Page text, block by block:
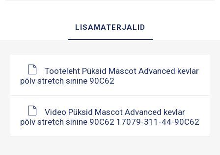
LISAMATERJALID
Tooteleht Püksid Mascot Advanced kevlar
põlv stretch sinine 90C62
Video Püksid Mascot Advanced kevlar
põlv stretch sinine 90C62 17079-311-44-90C62